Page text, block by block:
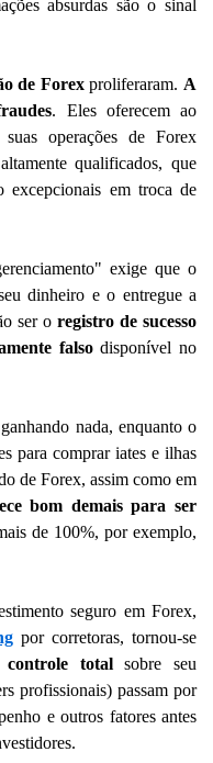
absurdas são o sinal
de Forexproliferaram. A
. Eles oferecem ao
operações de Forex
qualificados, que
excepcionais em troca de
exige que o
dinheiro e o entregue a
ser oregistro de sucesso
falsodisponível no
nada, enquanto o
para comprar iates e ilhas
de Forex, assim como em
bom demais para ser
de 100%, por exemplo,
seguro em Forex,
por corretoras, tornou-se
controle totalsobre seu
profissionais) passam por
e outros fatores antes